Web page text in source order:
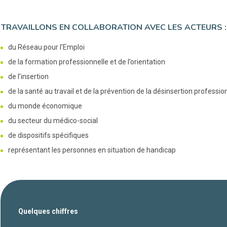
EN COLLABORATION AVEC LES ACTEURS :
du Réseau pour l’Emploi
de la formation professionnelle et de l’orientation
de l’insertion
de la santé au travail et de la prévention de la désinsertion
du monde économique
du secteur du médico-social
de dispositifs spécifiques
représentant les personnes en situation de handicap
Quelques chiffres